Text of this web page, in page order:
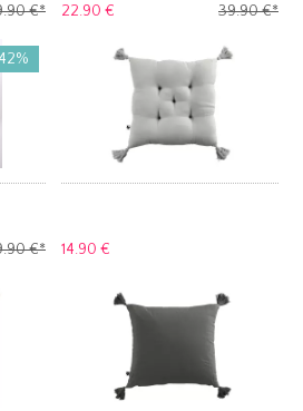
90 €* 39.90 €*
22.90 €
90 €* 14.90 €